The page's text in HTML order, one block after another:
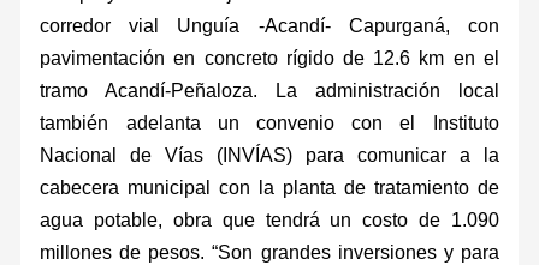
corredor vial Unguía -Acandí- Capurganá, con
pavimentación en concreto rígido de 12.6 km en el
tramo Acandí-Peñaloza. La administración local
también adelanta un convenio con el Instituto
Nacional de Vías (INVÍAS) para comunicar a la
cabecera municipal con la planta de tratamiento de
agua potable, obra que tendrá un costo de 1.090
millones de pesos. “Son grandes inversiones y para